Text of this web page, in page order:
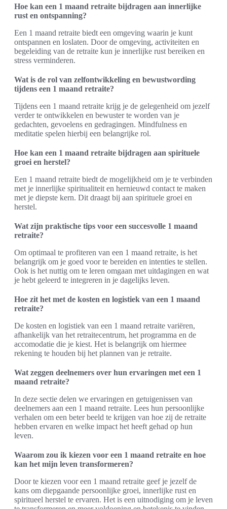
Hoe kan een 1 maand retraite bijdragen aan innerlijke
rust en ontspanning?
Een 1 maand retraite biedt een omgeving waarin je kunt
ontspannen en loslaten. Door de omgeving, activiteiten en
begeleiding van de retraite kun je innerlijke rust bereiken en
stress verminderen.
Wat is de rol van zelfontwikkeling en bewustwording
tijdens een 1 maand retraite?
Tijdens een 1 maand retraite krijg je de gelegenheid om jezelf
verder te ontwikkelen en bewuster te worden van je
gedachten, gevoelens en gedragingen. Mindfulness en
meditatie spelen hierbij een belangrijke rol.
Hoe kan een 1 maand retraite bijdragen aan spirituele
groei en herstel?
Een 1 maand retraite biedt de mogelijkheid om je te verbinden
met je innerlijke spiritualiteit en hernieuwd contact te maken
met je diepste kern. Dit draagt bij aan spirituele groei en
herstel.
Wat zijn praktische tips voor een succesvolle 1 maand
retraite?
Om optimaal te profiteren van een 1 maand retraite, is het
belangrijk om je goed voor te bereiden en intenties te stellen.
Ook is het nuttig om te leren omgaan met uitdagingen en wat
je hebt geleerd te integreren in je dagelijks leven.
Hoe zit het met de kosten en logistiek van een 1 maand
retraite?
De kosten en logistiek van een 1 maand retraite variëren,
afhankelijk van het retraitecentrum, het programma en de
accomodatie die je kiest. Het is belangrijk om hiermee
rekening te houden bij het plannen van je retraite.
Wat zeggen deelnemers over hun ervaringen met een 1
maand retraite?
In deze sectie delen we ervaringen en getuigenissen van
deelnemers aan een 1 maand retraite. Lees hun persoonlijke
verhalen om een beter beeld te krijgen van hoe zij de retraite
hebben ervaren en welke impact het heeft gehad op hun
leven.
Waarom zou ik kiezen voor een 1 maand retraite en hoe
kan het mijn leven transformeren?
Door te kiezen voor een 1 maand retraite geef je jezelf de
kans om diepgaande persoonlijke groei, innerlijke rust en
spiritueel herstel te ervaren. Het is een uitnodiging om je leven